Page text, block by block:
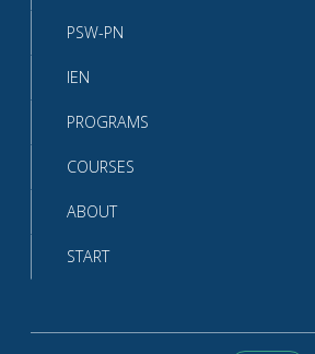
PSW-PN
IEN
PROGRAMS
COURSES
ABOUT
START